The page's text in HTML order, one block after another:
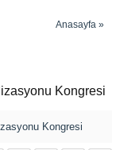
Anasayfa »
Kongresi